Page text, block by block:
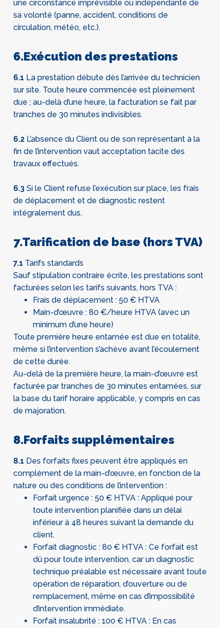
une circonstance imprévisible ou indépendante de
sa volonté (panne, accident, conditions de
circulation, météo, etc.).
6.Exécution des prestations
6.1 La prestation débute dès l’arrivée du technicien
sur site. Toute heure commencée est pleinement
due ; au-delà d’une heure, la facturation se fait par
tranches de 30 minutes indivisibles.
6.2L’absence du Client ou de son représentant à la
fin de l’intervention vaut acceptation tacite des
travaux effectués.
6.3Si le Client refuse l’exécution sur place, les frais
de déplacement et de diagnostic restent
intégralement dus.
7.Tarification de base (hors TVA)
7.1 Tarifs standards
Sauf stipulation contraire écrite, les prestations sont
facturées selon les tarifs suivants, hors TVA :
Frais de déplacement : 50 € HTVA
Main-d’œuvre : 80 €/heure HTVA (avec un
minimum d’une heure)
Toute première heure entamée est due en totalité,
même si l’intervention s’achève avant l’écoulement
de cette durée.
Au-delà de la première heure, la main-d’œuvre est
facturée par tranches de 30 minutes entamées, sur
la base du tarif horaire applicable, y compris en cas
de majoration.
8.Forfaits supplémentaires
8.1 Des forfaits fixes peuvent être appliqués en
complément de la main-d’œuvre, en fonction de la
nature ou des conditions de l’intervention :
Forfait urgence : 50 € HTVA : Appliqué pour
toute intervention planifiée dans un délai
inférieur à 48 heures suivant la demande du
client.
Forfait diagnostic : 80 € HTVA : Ce forfait est
dû pour toute intervention, car un diagnostic
technique préalable est nécessaire avant toute
opération de réparation, d’ouverture ou de
remplacement, même en cas d’impossibilité
d’intervention immédiate.
Forfait insalubrité : 100 € HTVA : En cas